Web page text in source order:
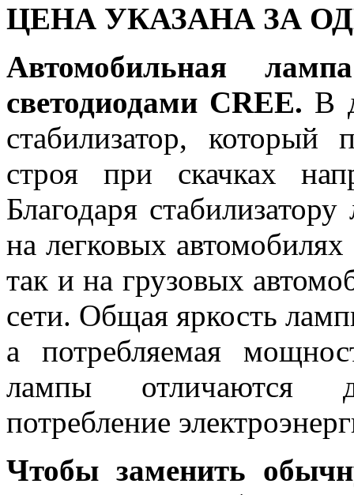
ЦЕНА УКАЗАНА ЗА
Автомобильная
светодиодами CREE. В
стабилизатор,
строя при скачках
Благодаря
на легковых
так и на грузовых
сети. Общая яркость
а потребляемая
лампы отличаются
потребление
Чтобы заменить